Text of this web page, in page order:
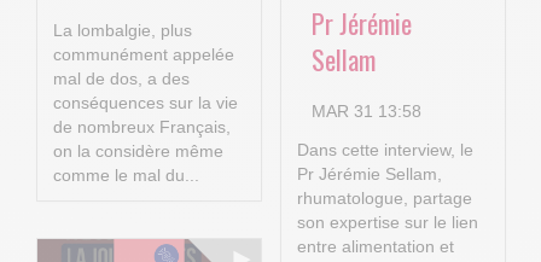
La lombalgie, plus
communément appelée
mal de dos, a des
conséquences sur la vie
de nombreux Français,
on la considère même
comme le mal du...
Pr Jérémie
Sellam
MAR 31 13:58
Dans cette interview, le
Pr Jérémie Sellam,
rhumatologue, partage
son expertise sur le lien
entre alimentation et